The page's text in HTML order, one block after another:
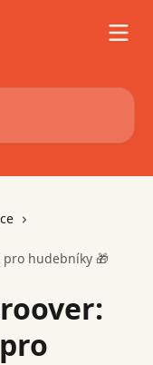
hudebníky 🎁